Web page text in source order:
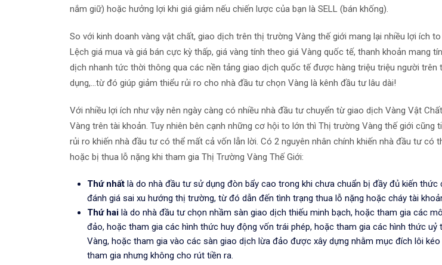
nắm giữ) hoặc hưởng lợi khi giá giảm nếu chiến lược của bạn là SELL (bán khống).
So với kinh doanh vàng vật chất, giao dịch trên thị trường Vàng thế giới mang lại nhiều lợi ích
Lệch giá mua và giá bán cực kỳ thấp, giá vàng tính theo giá Vàng quốc tế, thanh khoản mang
dịch nhanh tức thời thông qua các nền tảng giao dịch quốc tế được hàng triệu triệu người trên
dụng,...từ đó giúp giảm thiểu rủi ro cho nhà đầu tư chọn Vàng là kênh đầu tư lâu dài!
Với nhiều lợi ích như vậy nên ngày càng có nhiều nhà đầu tư chuyển từ giao dịch Vàng Vật
Vàng trên tài khoản. Tuy nhiên bên cạnh những cơ hội to lớn thì Thị trường Vàng thế giới cũng
rủi ro khiến nhà đầu tư có thể mất cả vốn lẫn lời. Có 2 nguyên nhân chính khiến nhà đầu tư có
hoặc bị thua lỗ nặng khi tham gia Thị Trường Vàng Thế Giới:
Thứ nhất là do nhà đầu tư sử dụng đòn bẩy cao trong khi chưa chuẩn bị đầy đủ kiến thức
đánh giá sai xu hướng thị trường, từ đó dẫn đến tình trạng thua lỗ nặng hoặc cháy tài
Thứ hai là do nhà đầu tư chọn nhầm sàn giao dịch thiếu minh bạch, hoặc tham gia các
đảo, hoặc tham gia các hình thức huy động vốn trái phép, hoặc tham gia các hình thức uỷ
Vàng, hoặc tham gia vào các sàn giao dịch lừa đảo được xây dựng nhằm mục đích lôi
tham gia nhưng không cho rút tiền ra.